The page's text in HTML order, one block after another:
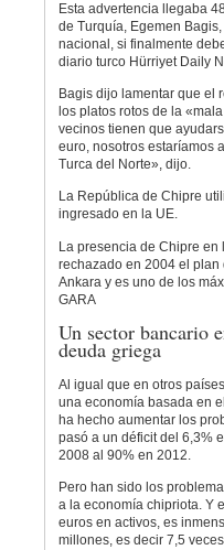
Esta advertencia llegaba
de Turquía, Egemen
nacional, si finalmente
diario turco Hürriyet Daily
Bagis dijo lamentar que el
los platos rotos de la
vecinos tienen que
euro, nosotros estaríamos
Turca del Norte», dijo.
La República de Chipre
ingresado en la UE.
La presencia de Chipre en
rechazado en 2004 el
Ankara y es uno de los
GARA
Un sector bancario
deuda griega
Al igual que en otros
una economía basada en
ha hecho aumentar los
pasó a un déficit del 6,3%
2008 al 90% en 2012.
Pero han sido los
a la economía chipriota. Y
euros en activos, es
millones, es decir 7,5